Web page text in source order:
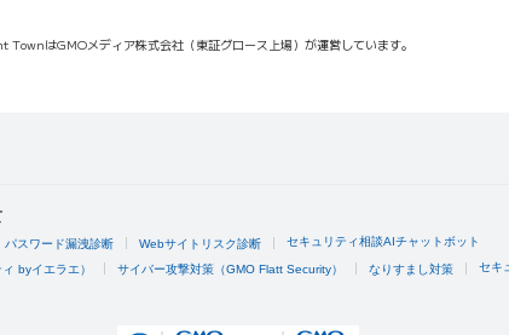
TownはGMOメディア株式会社（東証グロース上場）が運営しています。
パスワード漏洩診断 Webサイトリスク診断 セキュリティ相談AIチャットボット
byイエラエ） サイバー攻撃対策（GMO Flatt Security） なりすまし対策 セキ